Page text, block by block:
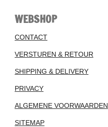
WEBSHOP
CONTACT
VERSTUREN & RETOUR
SHIPPING & DELIVERY
PRIVACY
ALGEMENE VOORWAARDEN
SITEMAP